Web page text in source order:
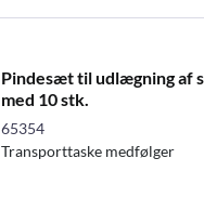
Pindesæt til udlægning af
med 10 stk.
65354
Transporttaske medfølger